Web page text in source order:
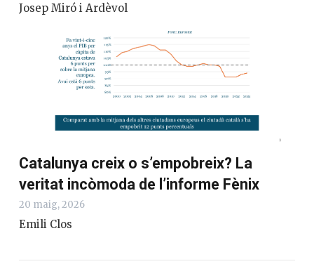
Josep Miró i Ardèvol
Catalunya creix o s’empobreix? La
veritat incòmoda de l’informe Fènix
20 maig, 2026
Emili Clos